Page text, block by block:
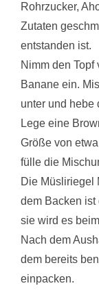
Rohrzucker,
Zutaten
entstanden ist.
Nimm den
Banane ein.
unter und hebe
Lege eine
Größe von
fülle die
Die Müsliriegel
dem Backen ist
sie wird es
Nach dem
dem bereits
einpacken.